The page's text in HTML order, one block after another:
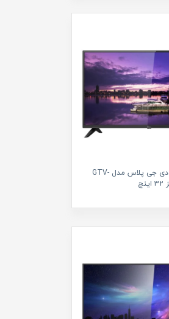
تلویزیون ال ای دی جی پلاس مدل GTV-